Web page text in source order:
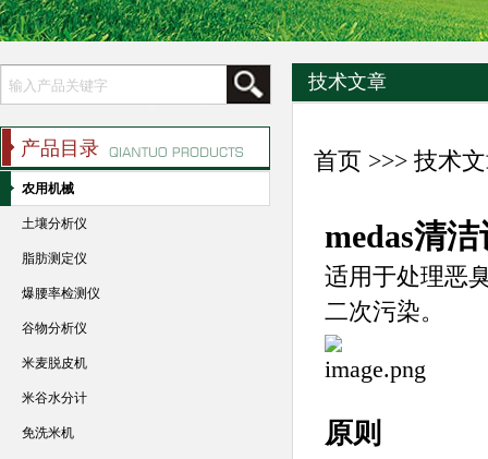
技术文章
首页 >>> 技术
medas清
适用于处理恶
二次污染。
原则
产品目录
农用机械
土壤分析仪
脂肪测定仪
爆腰率检测仪
谷物分析仪
米麦脱皮机
米谷水分计
免洗米机